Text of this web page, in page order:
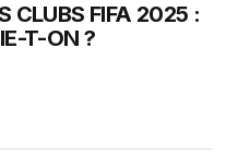
CLUBS FIFA 2025 :
T-ON ?